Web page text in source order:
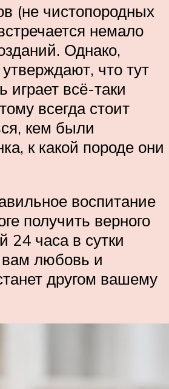
(не чистопородных
немало
Однако,
что тут
всё-таки
всегда стоит
кем были
к какой породе они
воспитание
получить верного
24 часа в сутки
вам любовь и
другом вашему